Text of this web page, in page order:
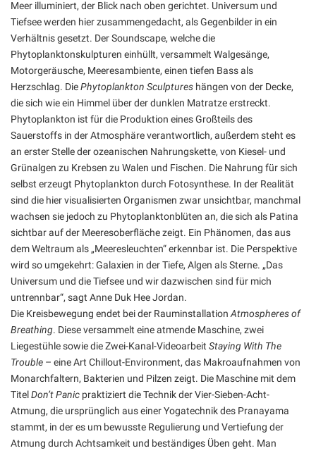
Meer illuminiert, der Blick nach oben gerichtet. Universum und
Tiefsee werden hier zusammengedacht, als Gegenbilder in ein
Verhältnis gesetzt. Der Soundscape, welche die
Phytoplanktonskulpturen einhüllt, versammelt Walgesänge,
Motorgeräusche, Meeresambiente, einen tiefen Bass als
Herzschlag. DiePhytoplankton Sculptures hängen von der Decke,
die sich wie ein Himmel über der dunklen Matratze erstreckt.
Phytoplankton ist für die Produktion eines Großteils des
Sauerstoffs in der Atmosphäre verantwortlich, außerdem steht es
an erster Stelle der ozeanischen Nahrungskette, von Kiesel- und
Grünalgen zu Krebsen zu Walen und Fischen. Die Nahrung für sich
selbst erzeugt Phytoplankton durch Fotosynthese. In der Realität
sind die hier visualisierten Organismen zwar unsichtbar, manchmal
wachsen sie jedoch zu Phytoplanktonblüten an, die sich als Patina
sichtbar auf der Meeresoberfläche zeigt. Ein Phänomen, das aus
dem Weltraum als „Meeresleuchten“ erkennbar ist. Die Perspektive
wird so umgekehrt: Galaxien in der Tiefe, Algen als Sterne. „Das
Universum und die Tiefsee und wir dazwischen sind für mich
untrennbar“, sagt Anne Duk Hee Jordan.
Die Kreisbewegung endet bei der Rauminstallation Atmospheres of
Breathing. Diese versammelt eine atmende Maschine, zwei
Liegestühle sowie die Zwei-Kanal-Videoarbeit Staying With The
Trouble – eine Art Chillout-Environment, das Makroaufnahmen von
Monarchfaltern, Bakterien und Pilzen zeigt. Die Maschine mit dem
TitelDon’t Panic praktiziert die Technik der Vier-Sieben-Acht-
Atmung, die ursprünglich aus einer Yogatechnik des Pranayama
stammt, in der es um bewusste Regulierung und Vertiefung der
Atmung durch Achtsamkeit und beständiges Üben geht. Man